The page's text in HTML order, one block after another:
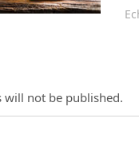
will not be published.